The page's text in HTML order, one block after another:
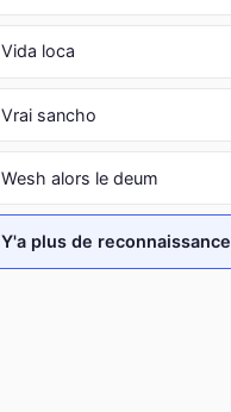
Vida loca
Vrai sancho
Wesh alors le deum
Y'a plus de reconnaissance